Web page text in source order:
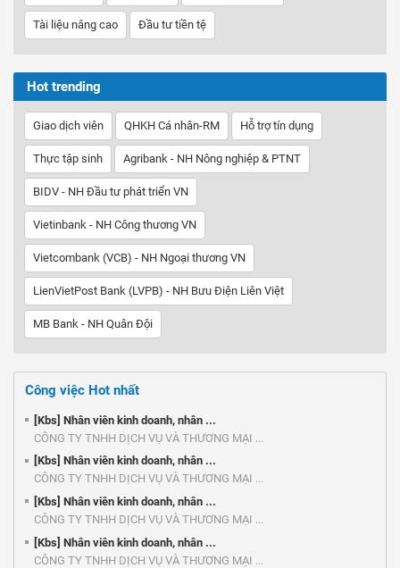
Tài liệu nâng cao Đầu tư tiền tệ
Hot trending
Giao dịch viên QHKH Cá nhân-RM Hỗ trợ tín dụng
Thực tập sinh Agribank - NH Nông nghiệp & PTNT
BIDV - NH Đầu tư phát triển VN
Vietinbank - NH Công thương VN
Vietcombank (VCB) - NH Ngoại thương VN
LienVietPost Bank (LVPB) - NH Bưu Điện Liên Việt
MB Bank - NH Quân Đội
Công việc Hot nhất
[Kbs] Nhân viên kinh doanh, nhân ...
CÔNG TY TNHH DỊCH VỤ VÀ THƯƠNG MẠI ...
[Kbs] Nhân viên kinh doanh, nhân ...
CÔNG TY TNHH DỊCH VỤ VÀ THƯƠNG MẠI ...
[Kbs] Nhân viên kinh doanh, nhân ...
CÔNG TY TNHH DỊCH VỤ VÀ THƯƠNG MẠI ...
[Kbs] Nhân viên kinh doanh, nhân ...
CÔNG TY TNHH DỊCH VỤ VÀ THƯƠNG MẠI ...